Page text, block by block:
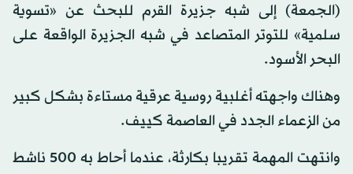
(الجمعة) إلى شبه جزيرة القرم للبحث عن «تسوية
سلمية» للتوتر المتصاعد في شبه الجزيرة الواقعة على
البحر الأسود.
وهناك واجهته أغلبية روسية عرقية مستاءة بشكل كبير
من الزعماء الجدد في العاصمة كييف.
وانتهت المهمة تقريبا بكارثة، عندما أحاط به 500 ناشط